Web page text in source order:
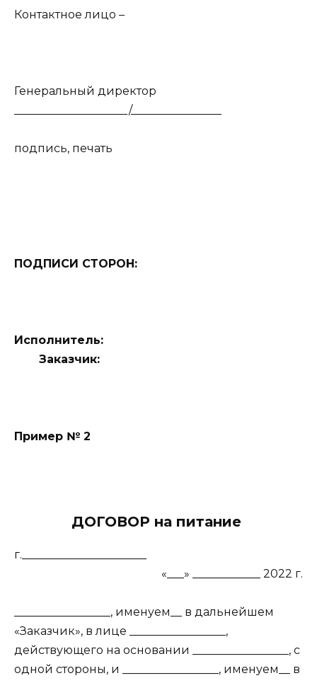
Контактное лицо –
Генеральный директор
____________________/________________
подпись, печать
ПОДПИСИ СТОРОН:
Исполнитель:
Заказчик:
Пример № 2
ДОГОВОР на питание
г.______________________
«___» ____________ 2022 г.
_________________, именуем__ в дальнейшем
«Заказчик», в лице _________________,
действующего на основании _________________, с
одной стороны, и _________________, именуем__ в